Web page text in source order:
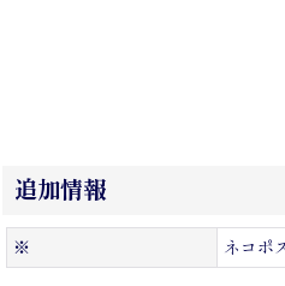
追加情報
※ ネコポ